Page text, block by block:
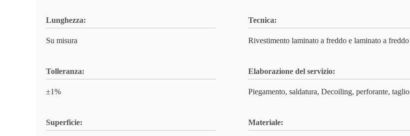
Lunghezza:
Su misura
Tecnica:
Rivestimento laminato a freddo e laminato a freddo
Tolleranza:
±1%
Elaborazione del servizio:
Piegamento, saldatura, Decoiling, perforante, taglio
Superficie: Materiale: